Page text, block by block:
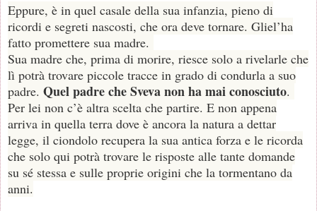
Eppure, è in quel casale della sua infanzia, pieno di
ricordi e segreti nascosti, che ora deve tornare. Gliel’ha
fatto promettere sua madre.
Sua madre che, prima di morire, riesce solo a rivelarle che
lì potrà trovare piccole tracce in grado di condurla a suo
padre. Quel padre che Sveva non ha mai conosciuto.
Per lei non c’è altra scelta che partire. E non appena
arriva in quella terra dove è ancora la natura a dettar
legge, il ciondolo recupera la sua antica forza e le ricorda
che solo qui potrà trovare le risposte alle tante domande
su sé stessa e sulle proprie origini che la tormentano da
anni.